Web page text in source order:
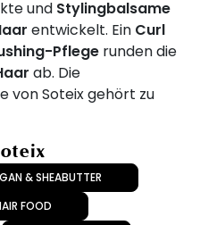
und Stylingbalsame
entwickelt. Ein Curl
Pflege runden die
ab. Die
von Soteix gehört zu
& SHEABUTTER
FOOD